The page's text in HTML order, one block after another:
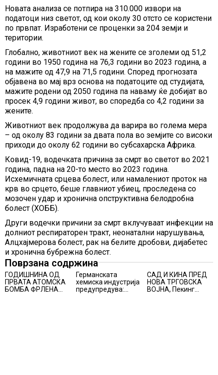
Новата анализа се потпира на 310.000 извори на
податоци низ светот, од кои околу 30 отсто се користени
по првпат. Изработени се проценки за 204 земји и
територии.
Глобално, животниот век на жените се зголеми од 51,2
години во 1950 година на 76,3 години во 2023 година, а
на мажите од 47,9 на 71,5 години. Според прогнозата
објавена во мај врз основа на податоците од студијата,
мажите родени од 2050 година па наваму ќе добијат во
просек 4,9 години живот, во споредба со 4,2 години за
жените.
Животниот век продолжува да варира во голема мера
– од околу 83 години за двата пола во земјите со високи
приходи до околу 62 години во субсахарска Африка.
Ковид-19, водечката причина за смрт во светот во 2021
година, падна на 20-то место во 2023 година.
Исхемичната срцева болест, или намалениот проток на
крв во срцето, беше главниот убиец, проследена со
мозочен удар и хронична опструктивна белодробна
болест (ХОББ).
Други водечки причини за смрт вклучуваат инфекции на
долниот респираторен тракт, неонатални нарушувања,
Алцхајмерова болест, рак на белите дробови, дијабетес
и хронична бубрежна болест.
Поврзана содржина
ГОДИШНИНА ОД
ПРВАТА АТОМСКА
БОМБА ФРЛЕНА
Германската
хемиска индустрија
предупредува:
САД И КИНА ПРЕД
НОВА ТРГОВСКА
ВОЈНА, Пекинг